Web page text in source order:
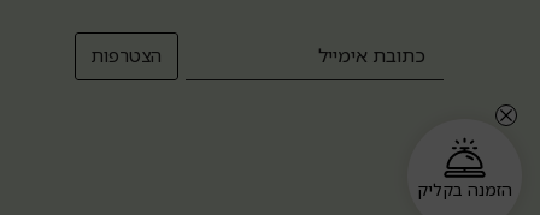
הזמנה בקליק